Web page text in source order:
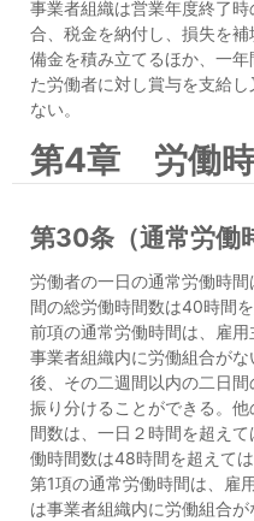
事業者組織は営業年度終了
合、税金を納付し、損失を
備金を積み立てるほか、一
た労働者に対し賞与を支給
ない。
第4章 労働時
第30条（通常労働
労働者の一日の通常労働時
間の総労働時間数は40時間を
前項の通常労働時間は、雇
事業者組織内に労働組合が
後、その二週間以内の二日
振り分けることができる。
間数は、一日２時間を超え
働時間数は48時間を超えては
第1項の通常労働時間は、雇
は事業者組織内に労働組合